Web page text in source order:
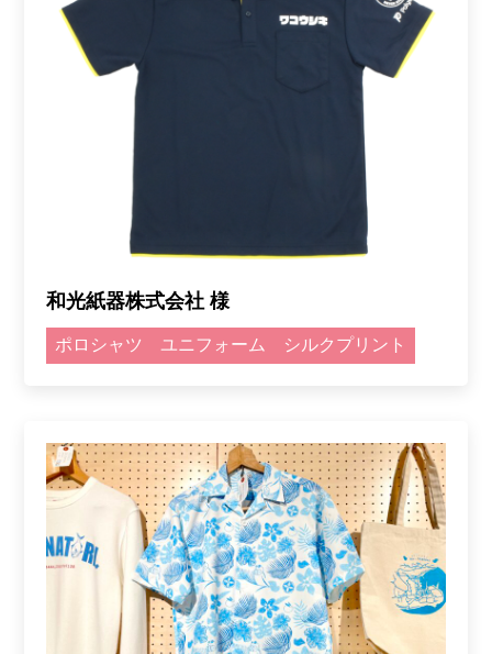
和光紙器株式会社 様
ポロシャツ ユニフォーム シルクプリント